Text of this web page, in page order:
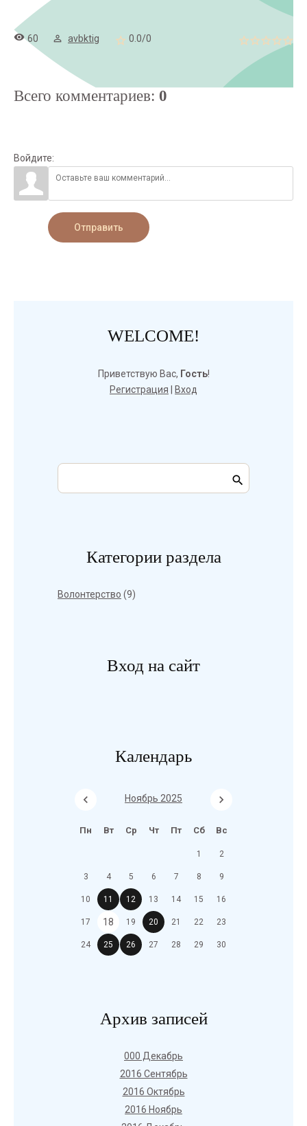
60 avbktig 0.0/0
Всего комментариев: 0
Войдите:
Отправить
WELCOME!
Приветствую Вас, Гость!
Регистрация
Вход
Категории раздела
Волонтерство (9)
Вход на сайт
Календарь
Ноябрь 2025
Пн Вт Ср Чт Пт Сб Вс
1 2
3 4 5 6 7 8 9
10 11 12 13 14 15 16
17 18 19 20 21 22 23
24 25 26 27 28 29 30
Архив записей
000 Декабрь
2016 Сентябрь
2016 Октябрь
2016 Ноябрь